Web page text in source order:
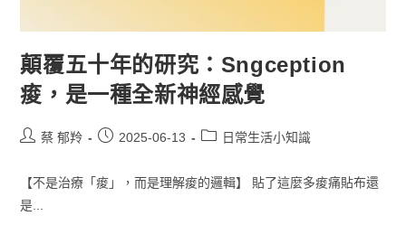
顛覆五十年的研究：Sngception
痠，是一種全新神經感覺
蔡 郁羚 2025-06-13 日常生活小知識
【不是治療「痠」，而是理解痠的邏輯】 貼了這麼多痠痛貼布還
是...